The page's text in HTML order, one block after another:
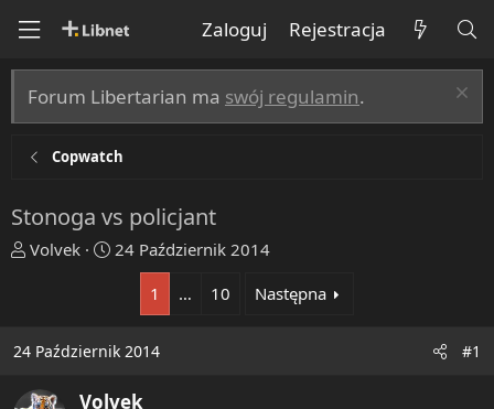
Zaloguj Rejestracja
Forum Libertarian ma swój regulamin.
Copwatch
Stonoga vs policjant
T
a
d
s
Volvek
R
o
c
24 Październik 2014
1
… 10 Następna
24 Październik 2014 #1
Volvek